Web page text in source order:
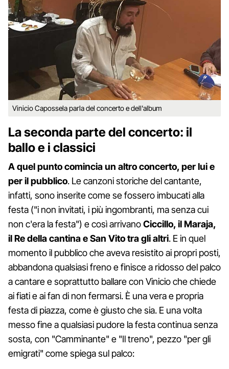
Vinicio Capossela parla del concerto e dell'album
La seconda parte del concerto: il
ballo e i classici
A quel punto comincia un altro concerto, per lui e
per il pubblico. Le canzoni storiche del cantante,
infatti, sono inserite come se fossero imbucati alla
festa ("i non invitati, i più ingombranti, ma senza cui
non c'era la festa") e così arrivanoCiccillo, il Maraja,
il Re della cantina e San Vito tra gli altri. E in quel
momento il pubblico che aveva resistito ai propri posti,
abbandona qualsiasi freno e finisce a ridosso del palco
a cantare e soprattutto ballare con Vinicio che chiede
ai fiati e ai fan di non fermarsi. È una vera e propria
festa di piazza, come è giusto che sia. E una volta
messo fine a qualsiasi pudore la festa continua senza
sosta, con "Camminante" e "Il treno", pezzo "per gli
emigrati" come spiega sul palco: